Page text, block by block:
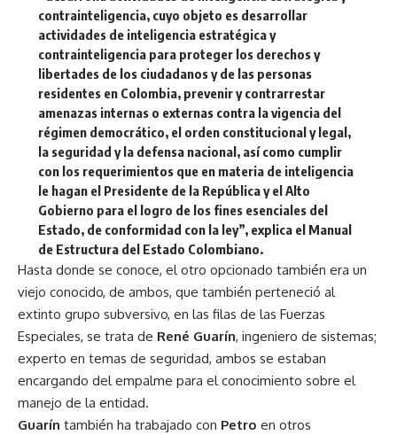
contrainteligencia, cuyo objeto es desarrollar
actividades de inteligencia estratégica y
contrainteligencia para proteger los derechos y
libertades de los ciudadanos y de las personas
residentes en Colombia, prevenir y contrarrestar
amenazas internas o externas contra la vigencia del
régimen democrático, el orden constitucional y legal,
la seguridad y la defensa nacional, así como cumplir
con los requerimientos que en materia de inteligencia
le hagan el Presidente de la República y el Alto
Gobierno para el logro de los fines esenciales del
Estado, de conformidad con la ley”, explica el Manual
de Estructura del Estado Colombiano.
Hasta donde se conoce, el otro opcionado también era un
viejo conocido, de ambos, que también perteneció al
extinto grupo subversivo, en las filas de las Fuerzas
Especiales, se trata de René Guarín, ingeniero de sistemas;
experto en temas de seguridad, ambos se estaban
encargando del empalme para el conocimiento sobre el
manejo de la entidad.
Guarín también ha trabajado con Petro en otros